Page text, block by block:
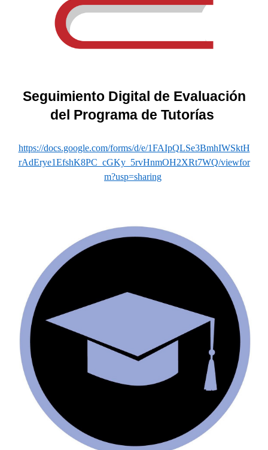
Seguimiento Digital de Evaluación
del Programa de Tutorías
https://docs.google.com/forms/d/e/1FAIpQLSe3BmhIWSktH
rAdErye1EfshK8PC_cGKy_5rvHnmOH2XRt7WQ/viewfor
m?usp=sharing